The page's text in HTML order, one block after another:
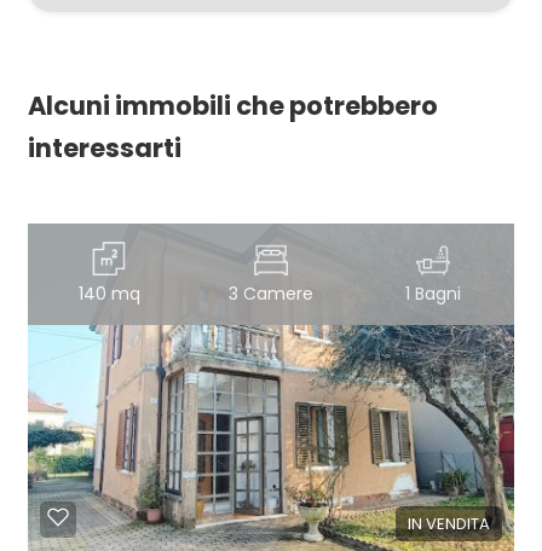
Alcuni immobili che potrebbero
interessarti
140 mq 3 Camere 1 Bagni
IN VENDITA